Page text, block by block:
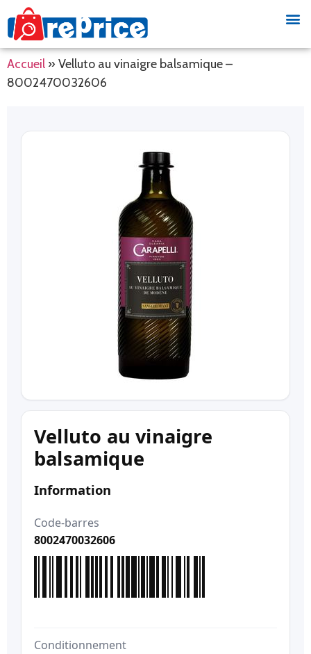
Accueil » Velluto au vinaigre balsamique –
8002470032606
Velluto au vinaigre
balsamique
Information
Code-barres
8002470032606
Conditionnement